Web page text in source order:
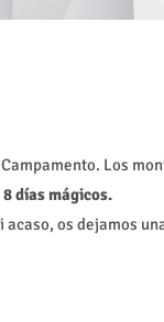
Los
días mágicos.
acaso, os dejamos